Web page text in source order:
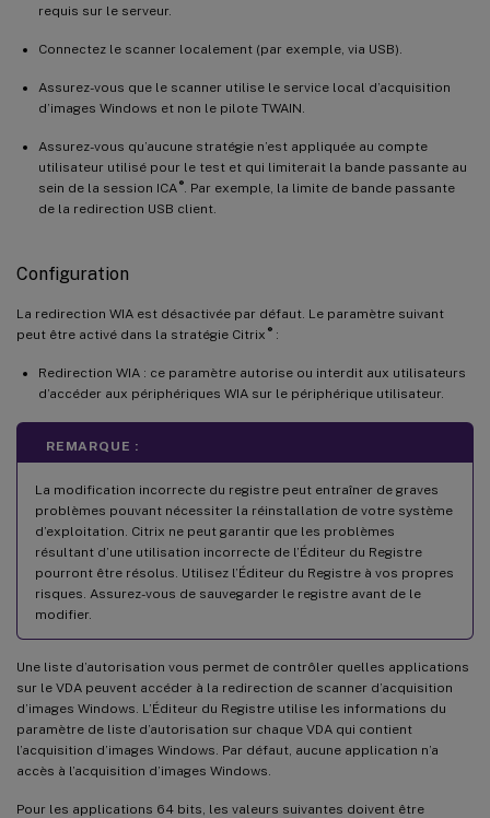
requis sur le serveur.
Connectez le scanner localement (par exemple, via USB).
Assurez-vous que le scanner utilise le service local d’acquisition
d’images Windows et non le pilote TWAIN.
Assurez-vous qu’aucune stratégie n’est appliquée au compte
utilisateur utilisé pour le test et qui limiterait la bande passante au
sein de la session ICA ®. Par exemple, la limite de bande passante
de la redirection USB client.
Configuration
La redirection WIA est désactivée par défaut. Le paramètre suivant
peut être activé dans la stratégie Citrix ®:
Redirection WIA : ce paramètre autorise ou interdit aux utilisateurs
d’accéder aux périphériques WIA sur le périphérique utilisateur.
REMARQUE :
La modification incorrecte du registre peut entraîner de graves
problèmes pouvant nécessiter la réinstallation de votre système
d’exploitation. Citrix ne peut garantir que les problèmes
résultant d’une utilisation incorrecte de l’Éditeur du Registre
pourront être résolus. Utilisez l’Éditeur du Registre à vos propres
risques. Assurez-vous de sauvegarder le registre avant de le
modifier.
Une liste d’autorisation vous permet de contrôler quelles applications
sur le VDA peuvent accéder à la redirection de scanner d’acquisition
d’images Windows. L’Éditeur du Registre utilise les informations du
paramètre de liste d’autorisation sur chaque VDA qui contient
l’acquisition d’images Windows. Par défaut, aucune application n’a
accès à l’acquisition d’images Windows.
Pour les applications 64 bits, les valeurs suivantes doivent être